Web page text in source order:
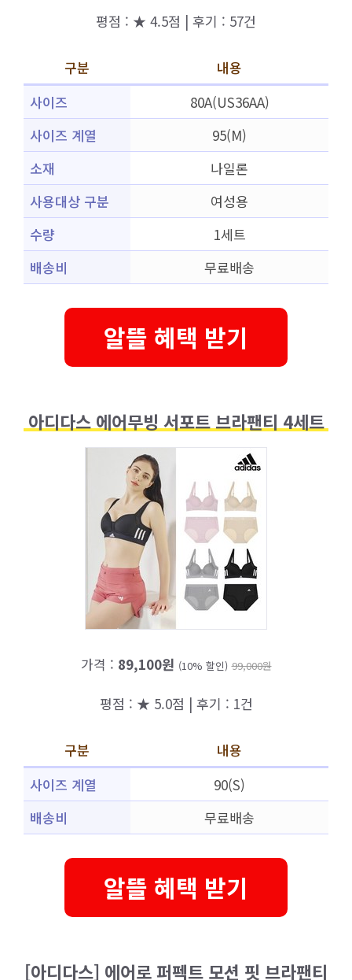
평점 : ★ 4.5점 | 후기 : 57건
구분
내용
사이즈
80A(US36AA)
사이즈 계열
95(M)
소재
나일론
사용대상 구분
여성용
수량
1세트
배송비
무료배송
알뜰 혜택 받기
아디다스 에어무빙 서포트 브라팬티 4세트
가격 : 89,100원 (10% 할인) 99,000원
평점 : ★ 5.0점 | 후기 : 1건
구분
내용
사이즈 계열
90(S)
배송비
무료배송
알뜰 혜택 받기
[아디다스] 에어로 퍼펙트 모션 핏 브라팬티